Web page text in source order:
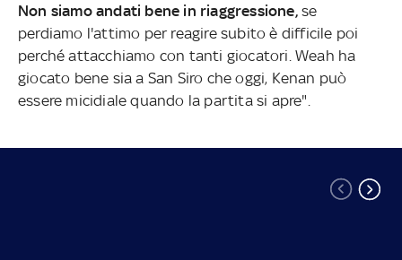
Non siamo andati bene in riaggressione,se
perdiamo l'attimo per reagire subito è difficile poi
perché attacchiamo con tanti giocatori. Weah ha
giocato bene sia a San Siro che oggi, Kenan può
essere micidiale quando la partita si apre".